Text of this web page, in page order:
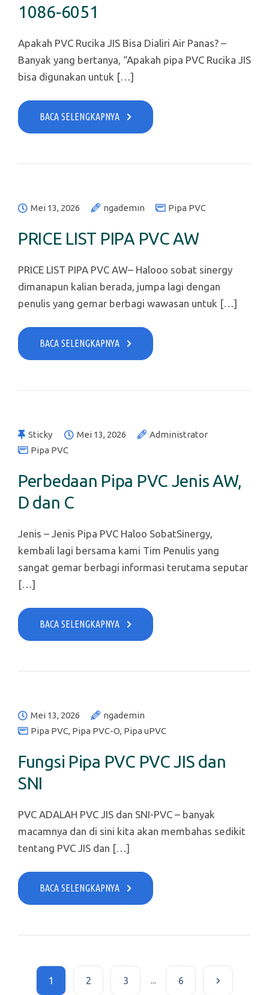
1086-6051
Apakah PVC Rucika JIS Bisa Dialiri Air Panas? –
Banyak yang bertanya, “Apakah pipa PVC Rucika JIS
bisa digunakan untuk […]
BACA SELENGKAPNYA
Mei 13, 2026 ngademin Pipa PVC
PRICE LIST PIPA PVC AW
PRICE LIST PIPA PVC AW– Halooo sobat sinergy
dimanapun kalian berada, jumpa lagi dengan
penulis yang gemar berbagi wawasan untuk […]
BACA SELENGKAPNYA
Sticky Mei 13, 2026
Administrator
Pipa PVC
Perbedaan Pipa PVC Jenis AW,
D dan C
Jenis – Jenis Pipa PVC Haloo SobatSinergy,
kembali lagi bersama kami Tim Penulis yang
sangat gemar berbagi informasi terutama seputar
[…]
BACA SELENGKAPNYA
Mei 13, 2026
ngademin
Pipa PVC, Pipa PVC-O, Pipa uPVC
Fungsi Pipa PVC PVC JIS dan
SNI
PVC ADALAH PVC JIS dan SNI-PVC – banyak
macamnya dan di sini kita akan membahas sedikit
tentang PVC JIS dan […]
BACA SELENGKAPNYA
1 2 3 ... 6